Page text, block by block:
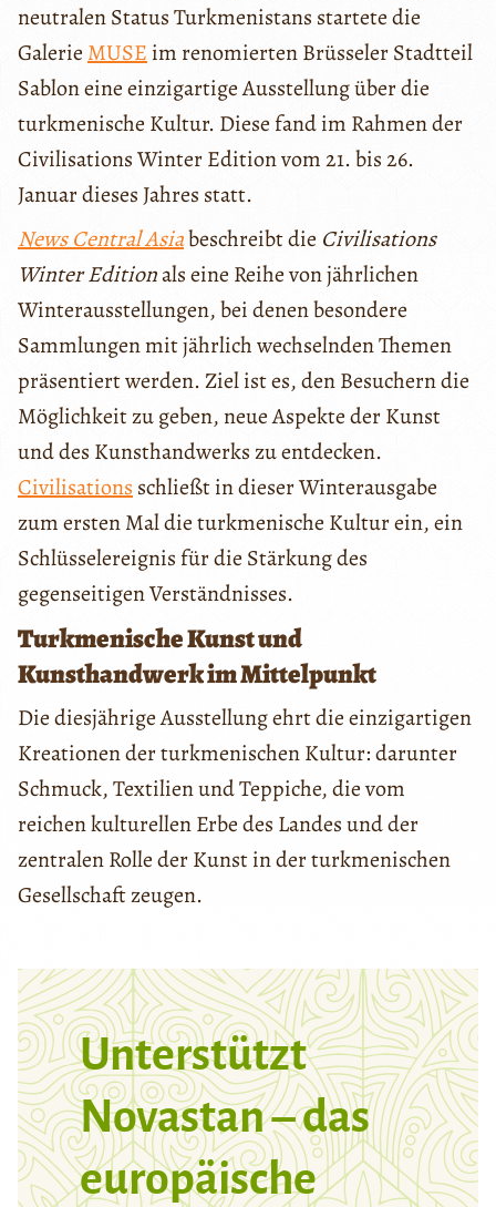
neutralen Status Turkmenistans startete die
Galerie MUSE im renomierten Brüsseler Stadtteil
Sablon eine einzigartige Ausstellung über die
turkmenische Kultur. Diese fand im Rahmen der
Civilisations Winter Edition vom 21. bis 26.
Januar dieses Jahres statt.
News Central Asiabeschreibt die Civilisations
Winter Editionals eine Reihe von jährlichen
Winterausstellungen, bei denen besondere
Sammlungen mit jährlich wechselnden Themen
präsentiert werden. Ziel ist es, den Besuchern die
Möglichkeit zu geben, neue Aspekte der Kunst
und des Kunsthandwerks zu entdecken.
Civilisations schließt in dieser Winterausgabe
zum ersten Mal die turkmenische Kultur ein, ein
Schlüsselereignis für die Stärkung des
gegenseitigen Verständnisses.
Turkmenische Kunst und
Kunsthandwerk im Mittelpunkt
Die diesjährige Ausstellung ehrt die einzigartigen
Kreationen der turkmenischen Kultur: darunter
Schmuck, Textilien und Teppiche, die vom
reichen kulturellen Erbe des Landes und der
zentralen Rolle der Kunst in der turkmenischen
Gesellschaft zeugen.
Unterstützt
Novastan – das
europäische